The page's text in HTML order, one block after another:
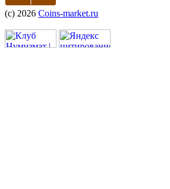
(c) 2026 Coins-market.ru